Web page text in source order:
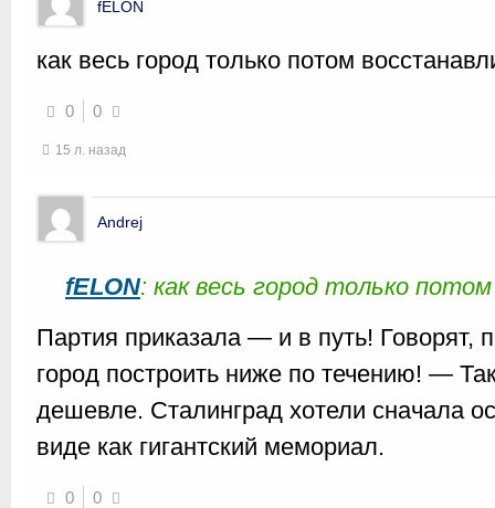
fELON
как весь город только потом
0 0
15 л. назад
Andrej
fELON: как весь город только
Партия приказала — и в путь! Говорят,
город построить ниже по течению! —
дешевле. Сталинград хотели сначала
виде как гигантский мемориал.
0 0